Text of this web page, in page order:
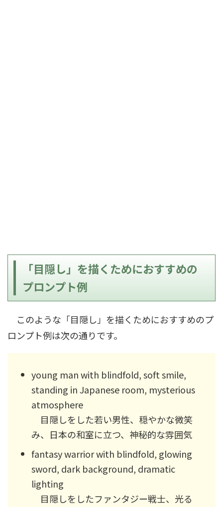
「目隠し」を描くためにおすすめの
プロンプト例
このような「目隠し」を描くためにおすすめのプ
ロンプト例は次の通りです。
young man with blindfold, soft smile,
standing in Japanese room, mysterious
atmosphere
目隠しをした若い男性、穏やかな微笑
み、日本の和室に立つ、神秘的な雰囲気
fantasy warrior with blindfold, glowing
sword, dark background, dramatic
lighting
目隠しをしたファンタジー戦士、光る